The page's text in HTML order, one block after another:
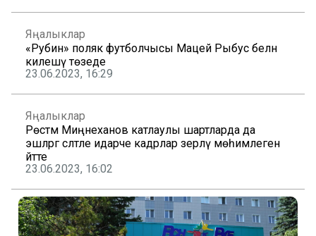
Яңалыклар
«Рубин» поляк футболчысы Мацей Рыбус белән
килешү төзеде
23.06.2023, 16:29
Яңалыклар
Рөстәм Миңнеханов катлаулы шартларда да
эшләргә сәләтле идарәче кадрлар әзерләү мөһимлеген
әйтте
23.06.2023, 16:02